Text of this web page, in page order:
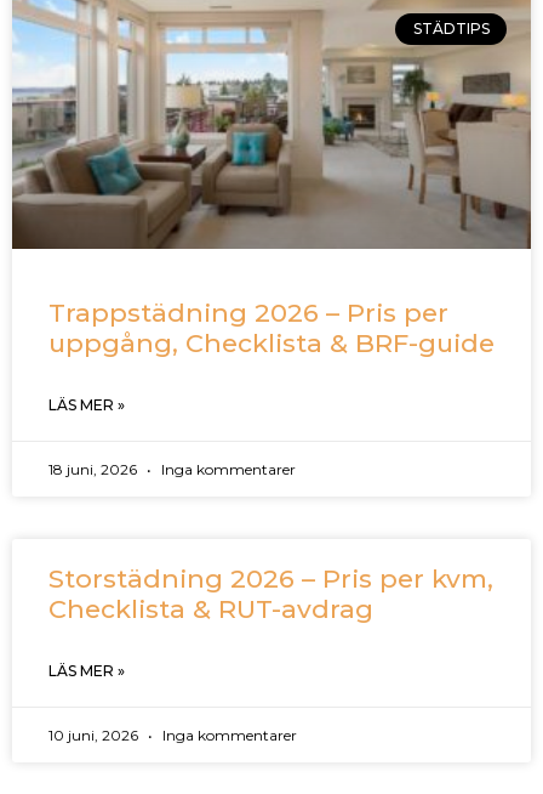
STÄDTIPS
Trappstädning 2026 – Pris per
uppgång, Checklista & BRF-guide
LÄS MER »
18 juni, 2026 Inga kommentarer
Storstädning 2026 – Pris per kvm,
Checklista & RUT-avdrag
LÄS MER »
10 juni, 2026 Inga kommentarer